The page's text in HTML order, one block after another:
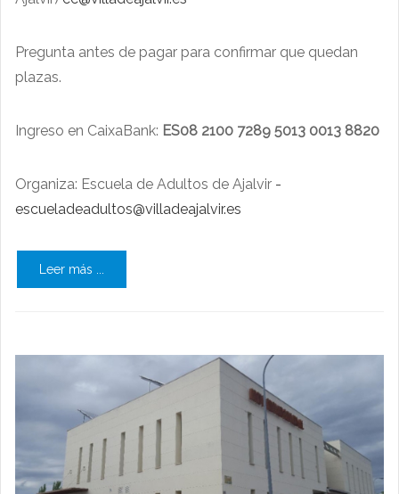
Pregunta antes de pagar para confirmar que quedan
plazas.
Ingreso en CaixaBank: ES08 2100 7289 5013 0013 8820
Organiza: Escuela de Adultos de Ajalvir -
escueladeadultos@villadeajalvir.es
Leer más ...